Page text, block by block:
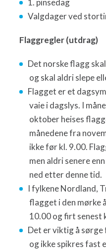
1. pinsedag
Valgdager ved
Flaggregler (utdrag)
Det norske flagg
og skal aldri slepe
Flagget er et
vaie i dagslys. I
oktober heises
månedene fra
ikke før kl. 9.00.
men aldri senere
ned etter denne tid.
I fylkene Nordland,
flagget i den mørke
10.00 og firt senest
Det er viktig å
og ikke spikres fast